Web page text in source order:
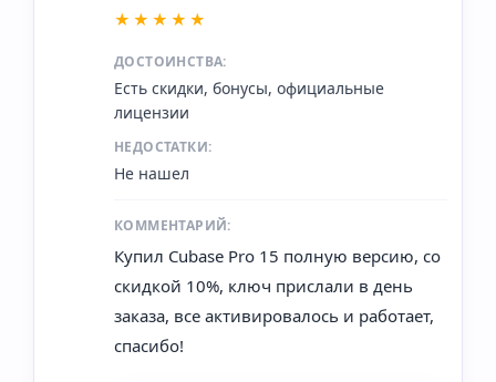
★★★★★
ДОСТОИНСТВА:
Есть скидки, бонусы, официальные
лицензии
НЕДОСТАТКИ:
Не нашел
КОММЕНТАРИЙ:
Купил Cubase Pro 15 полную версию, со
скидкой 10%, ключ прислали в день
заказа, все активировалось и работает,
спасибо!